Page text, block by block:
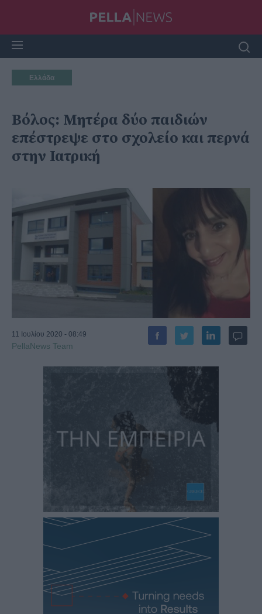
Ελλάδα
Βόλος: Μητέρα δύο παιδιών
επέστρεψε στο σχολείο και περνά
στην Ιατρική
11 Ιουλίου 2020 - 08:49
PellaNews Team